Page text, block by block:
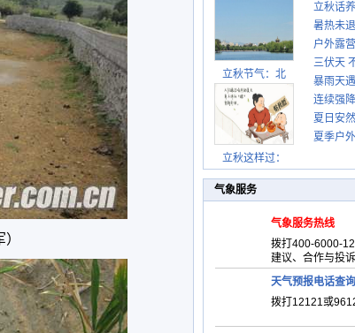
立秋节气：北
立秋这样过：
立秋话
先清暑
暑热未
肩颈不
户外露
攻略请
三伏天
请收好
暴雨天
示请收好
连续强
这些前
夏日安
贴士
夏季户
气象服务
气象服务热线
拨打400-6000-
建议、合作与投诉
天气预报电话查询
拨打12121或